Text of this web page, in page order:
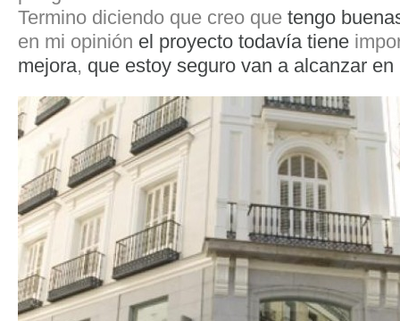
Termino diciendo que creo que tengo
en mi opinión el proyecto todavía tiene
mejora, que estoy seguro van a alcanzar en